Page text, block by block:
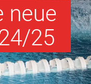
neue
25